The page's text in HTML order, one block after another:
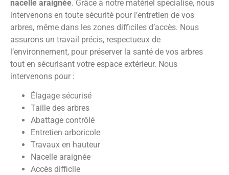
nacelle araignée. Grâce à notre matériel spécialisé, nous
intervenons en toute sécurité pour l’entretien de vos
arbres, même dans les zones difficiles d’accès. Nous
assurons un travail précis, respectueux de
l’environnement, pour préserver la santé de vos arbres
tout en sécurisant votre espace extérieur. Nous
intervenons pour :
Élagage sécurisé
Taille des arbres
Abattage contrôlé
Entretien arboricole
Travaux en hauteur
Nacelle araignée
Accès difficile